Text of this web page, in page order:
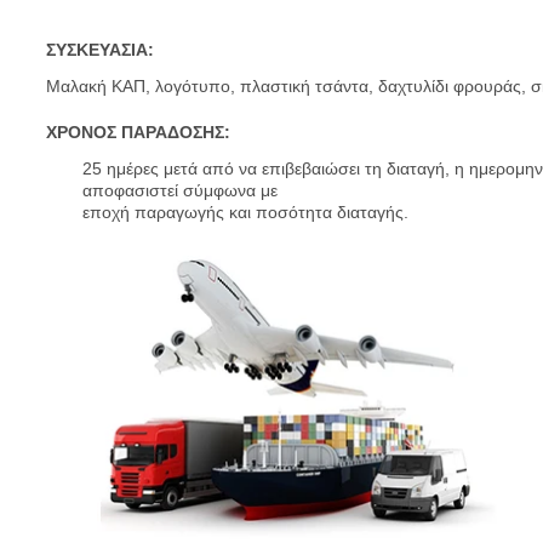
ΣΥΣΚΕΥΑΣΙΑ:
Μαλακή ΚΑΠ, λογότυπο, πλαστική τσάντα, δαχτυλίδι φρουράς,
ΧΡΟΝΟΣ ΠΑΡΑΔΟΣΗΣ:
25 ημέρες μετά από να επιβεβαιώσει τη διαταγή, η
αποφασιστεί σύμφωνα με
εποχή παραγωγής και ποσότητα διαταγής.